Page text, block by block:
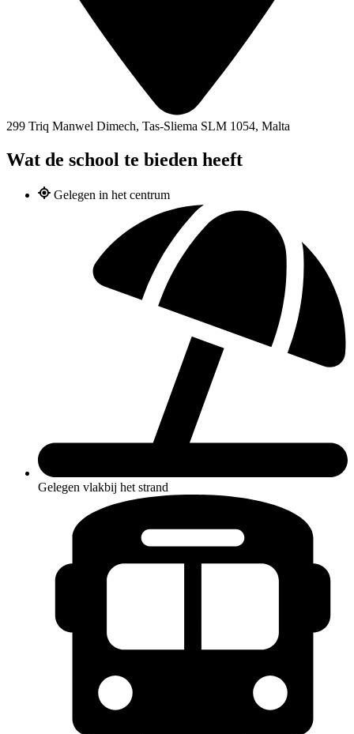
299 Triq Manwel Dimech, Tas-Sliema SLM 1054, Malta
Wat de school te bieden heeft
Gelegen in het centrum
Gelegen vlakbij het strand